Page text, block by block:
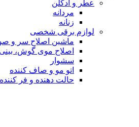
عطر و ادکلن
مردانه
زنانه
لوازم برقی شخصی
ماشین اصلاح سر و
اصلاح موی گوش، بینی
سشوار
اتو مو و صاف کننده
حالت دهنده و فر